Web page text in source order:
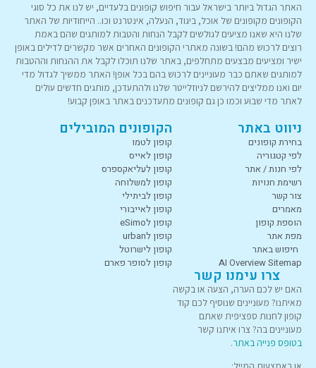
האתר הגדול ביותר בישראל עבור חיפוש קופונים בלעדיים, יש לנו את כל סוגי
הקופונים מקופונים של אוכל, ביגוד, הנעלה, אינטרנט וכו.. הייחודיות של האתר
שלנו היא שאנו מציעים לגולשים לקבל הנחות והטבות למותגים שהם באמת
רוצים לרכוש מהם! בשונה מאתרי הקופונים האחרים אשר מקשרים לדילים באופן
ישיר ומציעים מבצעים מתחלפים, באתר שלנו תוכלו לקבל את ההנחות וההטבות
למותגים שאתם כבר מעוניינים לרכוש בהם בכל אופן! האתר ממשיך לגדול מדי
יום ואנו ממליצים להירשם לניוזלייטר שלנו ולהתעדכן, מותגים חדשים עולים
לאתר מדי שבוע וכמו כן גם קופונים מתעדכנים באתר באופן קבוע!
ניווט באתר
בחירת קופונים
לפי קטגוריה
לפי חנות / אתר
רשימת חנויות
צור קשר
מאמרים
הוספת קופון
מפת אתר
חיפוש באתר
AI Overview Sitemap
הקופונים המובילים
קופון לטמו
קופון לאייס
קופון לעליאקספרס
קופון למשלוחה
קופון לביתילי
קופון לאייבורי
קופון לeSimo
קופון לurban
קופון לישרוטל
קופון לסופר פארם
צרו עימנו קשר
האם יש לכם הערה, הצעה או בקשה
מאיתנו? מעוניינים שנוסיף לכם קוד
קופון לחנות ספציפית שאתם
מעוניינים בה? צרו איתנו קשר
בטופס פנייה באתר.